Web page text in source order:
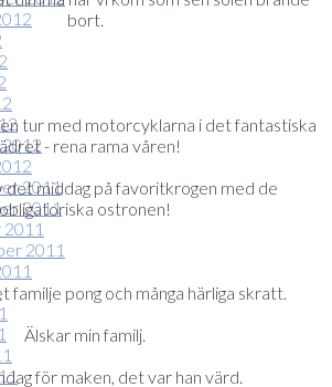
2011
2011
2011
bort.
tur med motorcyklarna i det fantastiska
- rena rama våren!
det middag på favoritkrogen med de
obligatoriska ostronen!
familje pong och många härliga skratt.
Älskar min familj.
för maken, det var han värd.